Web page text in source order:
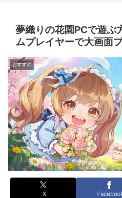
夢織りの花園PCで遊ぶ
ムプレイヤーで大画面
おすすめ
X